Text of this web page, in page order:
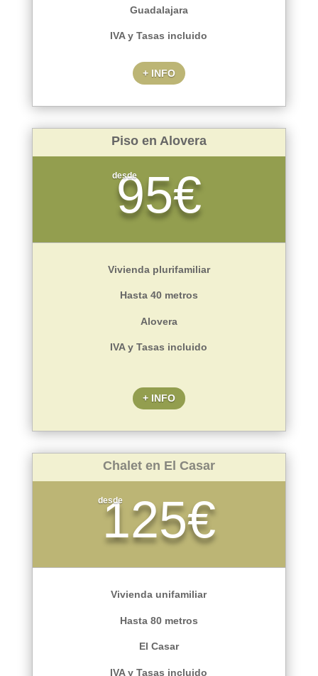
Guadalajara
IVA y Tasas incluido
+ INFO
Piso en Alovera
desde
95€
Vivienda plurifamiliar
Hasta 40 metros
Alovera
IVA y Tasas incluido
+ INFO
Chalet en El Casar
desde
125€
Vivienda unifamiliar
Hasta 80 metros
El Casar
IVA y Tasas incluido